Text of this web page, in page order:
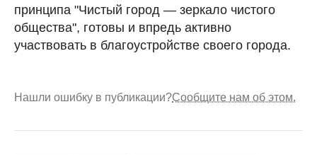
принципа "Чистый город — зеркало чистого
общества", готовы и впредь активно
участвовать в благоустройстве своего города.
Нашли ошибку в публикации?Сообщите нам об этом.